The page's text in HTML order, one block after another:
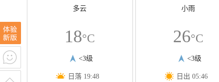
多云
18°C
<3级
日落 19:48
小雨
26°C
<3级
日出 05:46